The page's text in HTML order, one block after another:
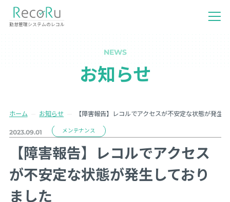
勤怠管理システムのレコル
NEWS
お知らせ
ホーム お知らせ 【障害報告】レコルでアクセスが不安定な状態が発生
2023.09.01 メンテナンス
【障害報告】レコルでアクセス
が不安定な状態が発生しており
ました